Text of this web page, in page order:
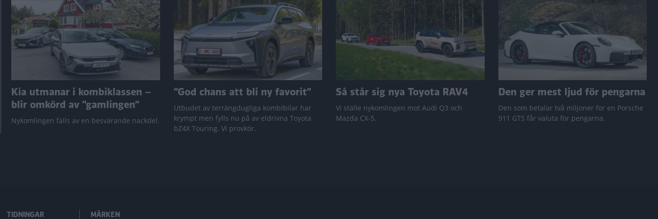
Kia utmanar i kombiklassen –
blir omkörd av ”gamlingen”
Nykomlingen fälls av en besvärande nackdel.
”God chans att bli ny favorit”
Utbudet av terrängdugliga kombibilar har
krympt men fylls nu på av eldrivna Toyota
bZ4X Touring. Vi provkör.
Så står sig nya Toyota RAV4
Vi ställe nykomlingen mot Audi Q3 och
Mazda CX-5.
Den ger mest ljud för pengarna
Den som betalar två miljoner för en Porsche
911 GTS får valuta för pengarna.
TIDNINGAR MÄRKEN